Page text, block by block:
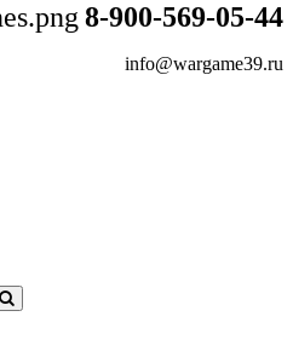
8-900-569-05-44
info@wargame39.ru